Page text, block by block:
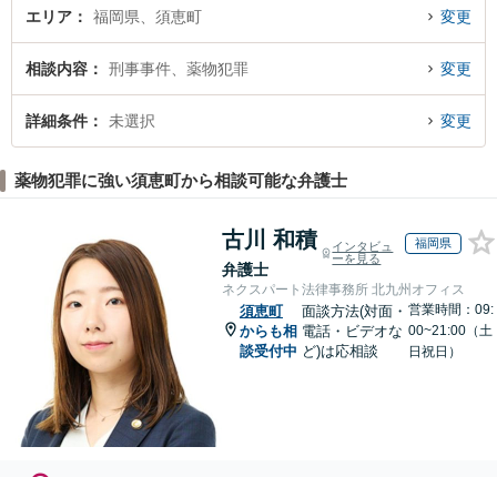
豊富な近くの弁護士を検索したい』『初回相談無料で薬物犯罪を法律相談でき
エリア 福岡県、須恵町 変更
相談内容 刑事事件、薬物犯罪 変更
詳細条件 未選択 変更
薬物犯罪に強い須恵町から相談可能な弁護士
古川 和積
弁護士
インタビュ
ーを見る
福岡県
ネクスパート法律事務所 北九州オフィス
須恵町
からも相
談受付中
面談方法(対面・
電話・ビデオな
ど)は応相談
営業時間：09:
00~21:00（土
日祝日）